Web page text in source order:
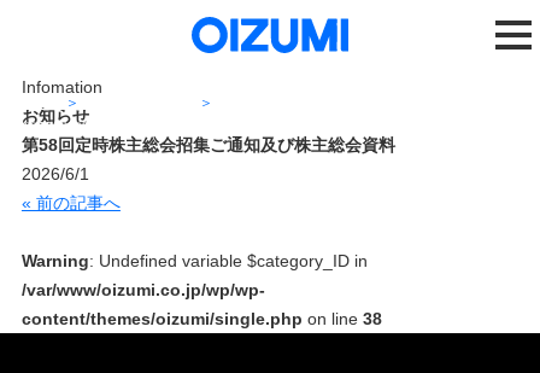
Infomation
お知らせ
第58回定時株主総会招集ご通知及び株主総会資料
第58回定時株主総会招集ご通知及び株主総会資料
2026/6/1
« 前の記事へ
Warning: Undefined variable $category_ID in
/var/www/oizumi.co.jp/wp/wp-
content/themes/oizumi/single.php on line 38